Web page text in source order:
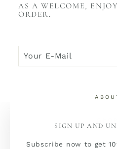
SIGN UP AND
Subscribe now to get
AS A WELCOME,
ORDER.
E-
MAIL
NOW